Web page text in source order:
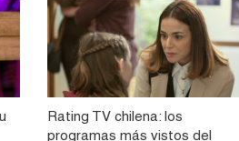
Rating TV chilena: los
programas más vistos del